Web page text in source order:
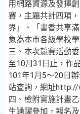
用網路資源及發揮
賽，主題共計四項
界」、「書香共享
象為本市各級學校學
三、本次競賽活動
至10月31日止，作
101年1月5～20日
站查詢，網址http://
四、檢附實施計畫
生踴躍參加，報名